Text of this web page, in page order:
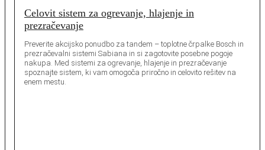
Celovit sistem za ogrevanje, hlajenje in
prezračevanje
Preverite akcijsko ponudbo za tandem – toplotne črpalke Bosch in
prezračevalni sistemi Sabiana in si zagotovite posebne pogoje
nakupa. Med sistemi za ogrevanje, hlajenje in prezračevanje
spoznajte sistem, ki vam omogoča priročno in celovito rešitev na
enem mestu.